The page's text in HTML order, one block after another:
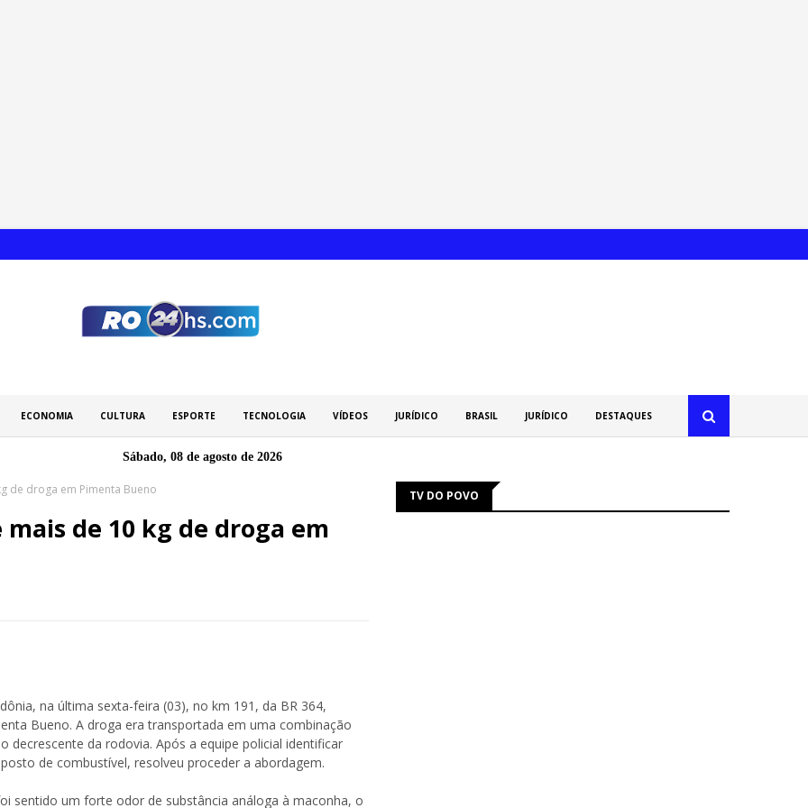
ECONOMIA CULTURA ESPORTE TECNOLOGIA VÍDEOS JURÍDICO BRASIL JURÍDICO DESTAQUES
Sábado, 08 de agosto de 2026
de droga em Pimenta Bueno
mais de 10 kg de droga em
na última sexta-feira (03), no km 191, da BR 364,
Bueno. A droga era transportada em uma combinação
decrescente da rodovia. Após a equipe policial identificar
de combustível, resolveu proceder a abordagem.
sentido um forte odor de substância análoga à maconha, o
TV DO POVO